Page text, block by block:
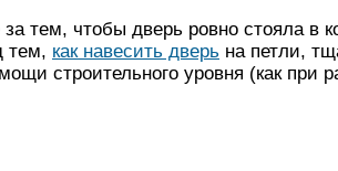
тем, чтобы дверь ровно стояла в
тем, как навесить дверь на петли,
строительного уровня (как при